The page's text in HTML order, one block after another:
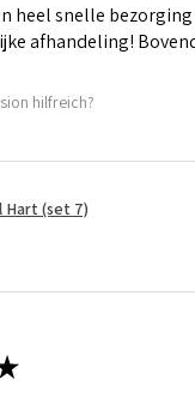
heel snelle
afhandeling!
hilfreich?
Hart (set 7)